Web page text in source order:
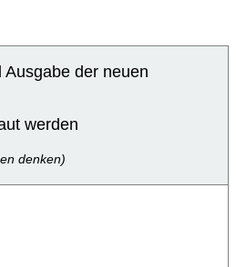
der neuen
werden
denken)